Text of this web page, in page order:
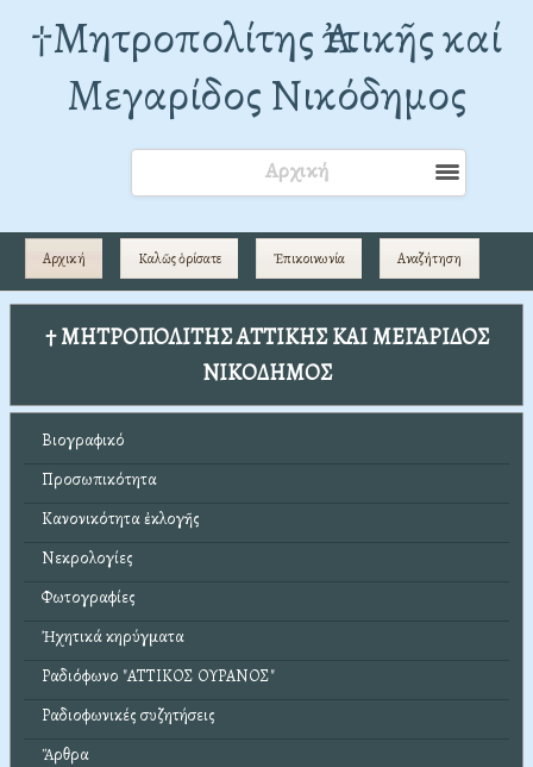
†Mητροπολίτης Ἀττικῆς καί
Μεγαρίδος Νικόδημος
Αρχική
Αρχική Καλῶς ὁρίσατε Ἐπικοινωνία Αναζήτηση
† ΜΗΤΡΟΠΟΛΙΤΗΣ ΑΤΤΙΚΗΣ ΚΑΙ ΜΕΓΑΡΙΔΟΣ
ΝΙΚΟΔΗΜΟΣ
Βιογραφικό
Προσωπικότητα
Κανονικότητα ἐκλογῆς
Νεκρολογίες
Φωτογραφίες
Ἠχητικά κηρύγματα
Ραδιόφωνο "ΑΤΤΙΚΟΣ ΟΥΡΑΝΟΣ"
Ραδιοφωνικές συζητήσεις
Ἄρθρα